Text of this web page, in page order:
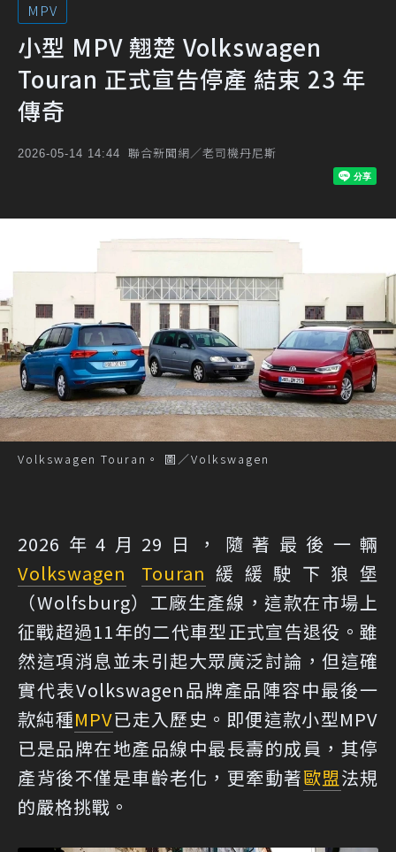
MPV
小型 MPV 翹楚 Volkswagen
Touran 正式宣告停產 結束 23 年
傳奇
2026-05-14 14:44 聯合新聞網／老司機丹尼斯
Volkswagen Touran。 圖／Volkswagen
2026年4月29日，隨著最後一輛
Volkswagen
Touran 緩緩駛下狼堡
（Wolfsburg）工廠生產線，這款在市場上
征戰超過11年的二代車型正式宣告退役。雖
然這項消息並未引起大眾廣泛討論，但這確
實代表Volkswagen品牌產品陣容中最後一
款純種MPV已走入歷史。即便這款小型MPV
已是品牌在地產品線中最長壽的成員，其停
產背後不僅是車齡老化，更牽動著歐盟法規
的嚴格挑戰。